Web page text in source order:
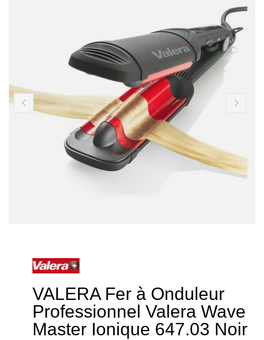
VALERA Fer à Onduleur
Professionnel Valera Wave
Master Ionique 647.03 Noir